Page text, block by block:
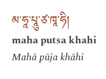
མ་ཧཱ་པཱུ་ཙ་ཁཱ་ཧི།
maha putsa khahi
Mahā pūja khāhi